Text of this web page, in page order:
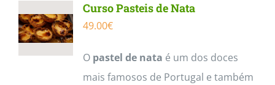
variants.
options
may
Curso Pasteis de Nata
49.00€
O pastel de nata é um dos doces
mais famosos de Portugal e também